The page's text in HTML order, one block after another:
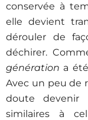
conservée à
elle devient
dérouler de
déchirer.
génération a
Avec un peu de
doute devenir
similaires à